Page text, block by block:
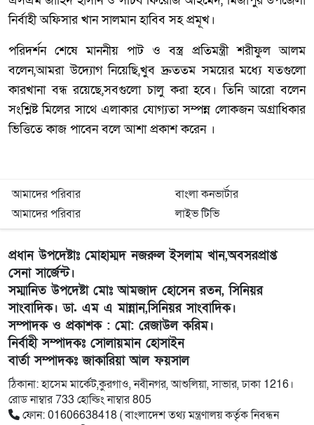
নির্বাহী অফিসার খান সালমান হাবিব সহ প্রমূখ।
পরিদর্শন শেষে মাননীয় পাট ও বস্ত্র প্রতিমন্ত্রী শরীফুল আলম
বলেন,আমরা উদ্যোগ নিয়েছি,খুব দ্রুততম সময়ের মধ্যে যতগুলো
কারখানা বন্ধ রয়েছে,সবগুলো চালু করা হবে। তিনি আরো বলেন
সংশ্লিষ্ট মিলের সাথে এলাকার যোগ্যতা সম্পন্ন লোকজন অগ্রাধিকার
ভিত্তিতে কাজ পাবেন বলে আশা প্রকাশ করেন ।
আমাদের পরিবার
বাংলা কনভার্টার
আমাদের পরিবার
লাইভ টিভি
প্রধান উপদেষ্টাঃ মোহাম্মদ নজরুল ইসলাম খান,অবসরপ্রাপ্ত
সেনা সার্জেন্ট।
সম্মানিত উপদেষ্টা মোঃ আমজাদ হোসেন রতন, সিনিয়র
সাংবাদিক। ডা. এম এ মান্নান,সিনিয়র সাংবাদিক।
সম্পাদক ও প্রকাশক : মো: রেজাউল করিম।
নির্বাহী সম্পাদকঃ সোলায়মান হোসাইন
বার্তা সম্পাদকঃ জাকারিয়া আল ফয়সাল
ঠিকানা: হাসেম মার্কেট,কুরগাও, নবীনগর, আশুলিয়া, সাভার, ঢাকা 1216।
রোড নাম্বার 733 হোল্ডিং নাম্বার 805
ফোন: 01606638418 ( বাংলাদেশ তথ্য মন্ত্রণালয় কর্তৃক নিবন্ধন